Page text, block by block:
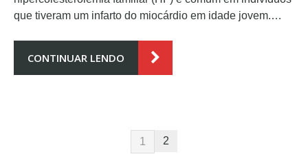
que tiveram um infarto do miocárdio em idade jovem.…
CONTINUAR LENDO
1 2